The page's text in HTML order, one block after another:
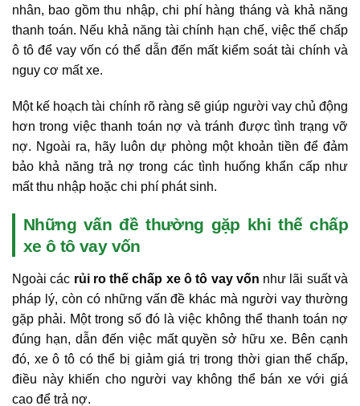
nhân, bao gồm thu nhập, chi phí hàng tháng và khả năng
thanh toán. Nếu khả năng tài chính hạn chế, việc thế chấp
ô tô để vay vốn có thể dẫn đến mất kiểm soát tài chính và
nguy cơ mất xe.
Một kế hoạch tài chính rõ ràng sẽ giúp người vay chủ động
hơn trong việc thanh toán nợ và tránh được tình trạng vỡ
nợ. Ngoài ra, hãy luôn dự phòng một khoản tiền để đảm
bảo khả năng trả nợ trong các tình huống khẩn cấp như
mất thu nhập hoặc chi phí phát sinh.
Những vấn đề thường gặp khi thế chấp
xe ô tô vay vốn
Ngoài các rủi ro thế chấp xe ô tô vay vốn như lãi suất và
pháp lý, còn có những vấn đề khác mà người vay thường
gặp phải. Một trong số đó là việc không thể thanh toán nợ
đúng hạn, dẫn đến việc mất quyền sở hữu xe. Bên cạnh
đó, xe ô tô có thể bị giảm giá trị trong thời gian thế chấp,
điều này khiến cho người vay không thể bán xe với giá
cao để trả nợ.